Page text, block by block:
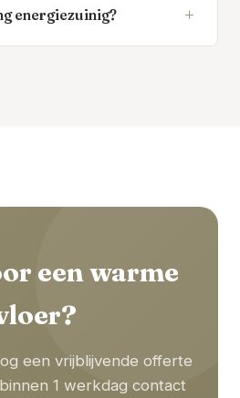
energiezuinig? +
een warme
een vrijblijvende offerte
1 werkdag contact